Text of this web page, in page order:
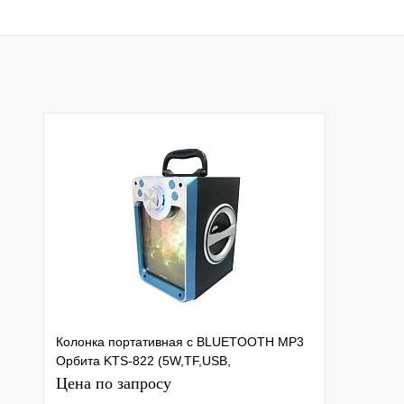
Колонка портативная с BLUETOOTH MP3
Орбита KTS-822 (5W,TF,USB,
FM,bluetooth, аккум. встр)/8
Цена по запросу